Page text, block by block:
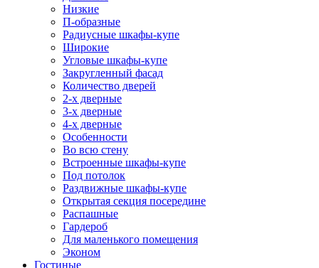
Низкие
П-образные
Радиусные шкафы-купе
Широкие
Угловые шкафы-купе
Закругленный фасад
Количество дверей
2-х дверные
3-х дверные
4-х дверные
Особенности
Во всю стену
Встроенные шкафы-купе
Под потолок
Раздвижные шкафы-купе
Открытая секция посередине
Распашные
Гардероб
Для маленького помещения
Эконом
Гостиные